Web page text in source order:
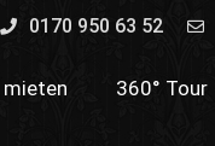
0170 950 63 52
360° Tour